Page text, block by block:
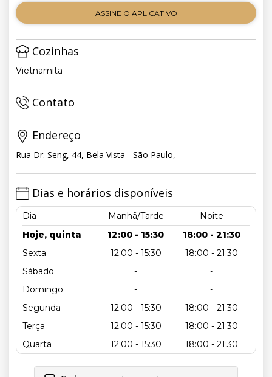
ASSINE O APLICATIVO
Cozinhas
Vietnamita
Contato
Endereço
Rua Dr. Seng, 44, Bela Vista - São Paulo,
Dias e horários disponíveis
Dia Manhã/Tarde
Noite
Hoje, quinta
12:00 - 15:30
18:00 - 21:30
Sexta
12:00 - 15:30
18:00 - 21:30
Sábado
-
-
Domingo
-
-
Segunda
12:00 - 15:30
18:00 - 21:30
Terça
12:00 - 15:30
18:00 - 21:30
Quarta
12:00 - 15:30 18:00 - 21:30